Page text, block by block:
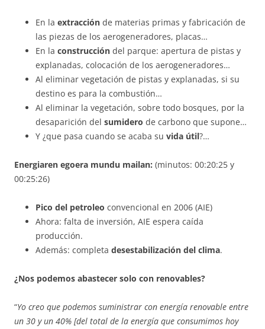
En la extracción de materias primas y fabricación de
las piezas de los aerogeneradores, placas…
En la construcción del parque: apertura de pistas y
explanadas, colocación de los aerogeneradores…
Al eliminar vegetación de pistas y explanadas, si su
destino es para la combustión…
Al eliminar la vegetación, sobre todo bosques, por la
desaparición del sumidero de carbono que supone…
Y ¿que pasa cuando se acaba su vida útil?…
Energiaren egoera mundu mailan: (minutos: 00:20:25 y
00:25:26)
Pico del petroleo convencional en 2006 (AIE)
Ahora: falta de inversión, AIE espera caída
producción.
Además: completa desestabilización del clima.
¿Nos podemos abastecer solo con renovables?
“Yo creo que podemos suministrar con energía renovable entre
un 30 y un 40% [del total de la energía que consumimos hoy